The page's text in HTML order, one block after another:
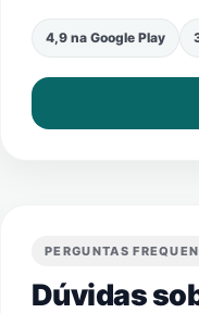
4,9 na Google Play
PERGUNTAS
Dúvidas